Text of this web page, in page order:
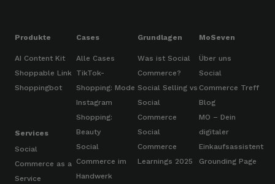
Produkte
AI Content Kit
Shoppable Link
Shoppingbot
Services
Social
Commerce as a
Service
Cases
Alle Cases
TikTok-
Shopping: Mode
Instagram
Shopping:
Beauty
Social
Commerce im
Handwerk
Grundlagen
Was ist Social
Commerce?
Social Selling vs
Social
Commerce
Social
Commerce
Learnings 2025
MoSeven
Über uns
Social
Commerce Treff
Blog
MO – Dein
digitaler
Einkaufsassistent
Grounding Page